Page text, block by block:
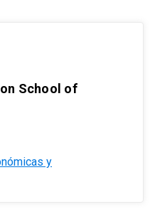
School of
y